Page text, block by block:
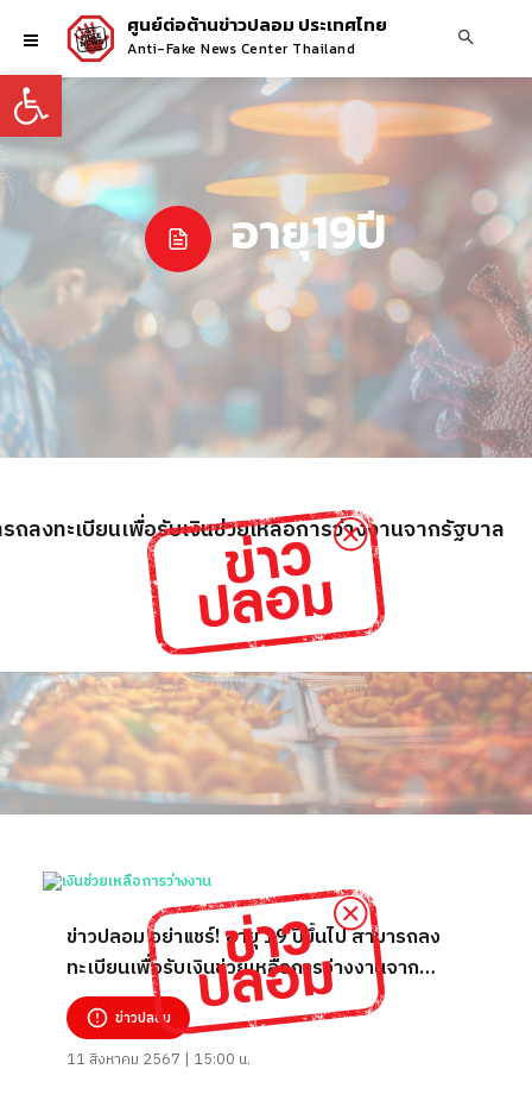
Open toolbar
ศูนย์ต่อต้านข่าวปลอม ประเทศไทย
Anti-Fake News Center Thailand
อายุ19ปี
ลงทะเบียนเพื่อรับเงินช่วยเหลือการว่างงานจากรัฐบาล
ข่าวปลอม อย่าแชร์! อายุ 19 ปีขึ้นไป สามารถลง
ทะเบียนเพื่อรับเงินช่วยเหลือการว่างงานจาก
รัฐบาล
ข่าวปลอม
11 สิงหาคม 2567 | 15:00 น.